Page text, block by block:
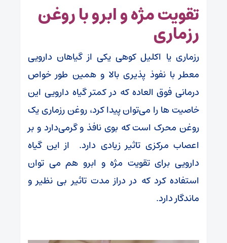
تقویت مژه و ابرو با روغن
رزماری
رزماری یا اکلیل کوهی یکی از گیاهان دارویی
معطر با نفوذ پذیری بالا و همین طور خواص
درمانی فوق العاده که در کمتر گیاه دارویی این
خاصیت ها را می‌توان پیدا کرد، روغن رزماری یک
روغن محرک است که بوی نافذ و گرمی‌دارد و بر
اعصاب مرکزی تاثیر زیادی دارد. از این گیاه
دارویی برای تقویت مژه و ابرو هم می توان
استفاده کرد که در دراز مدت تاثیر بی نظیر و
ماندگار دارد.